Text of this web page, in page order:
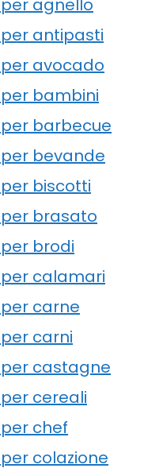
agnello
antipasti
avocado
bambini
barbecue
bevande
biscotti
brasato
brodi
calamari
carne
carni
castagne
cereali
chef
colazione